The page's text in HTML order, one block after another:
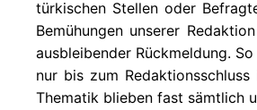
türkischen Stellen oder
Bemühungen unserer
ausbleibender Rückmeldung.
nur bis zum
Thematik blieben fast sämtlich